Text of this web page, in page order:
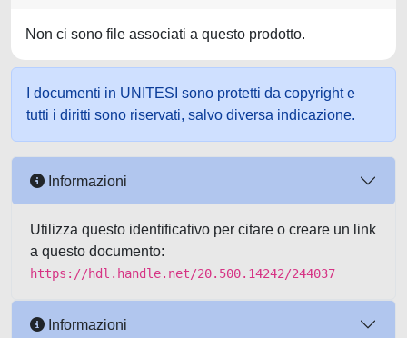
Non ci sono file associati a questo prodotto.
I documenti in UNITESI sono protetti da copyright e
tutti i diritti sono riservati, salvo diversa indicazione.
Informazioni
Utilizza questo identificativo per citare o creare un link
a questo documento:
https://hdl.handle.net/20.500.14242/244037
Informazioni